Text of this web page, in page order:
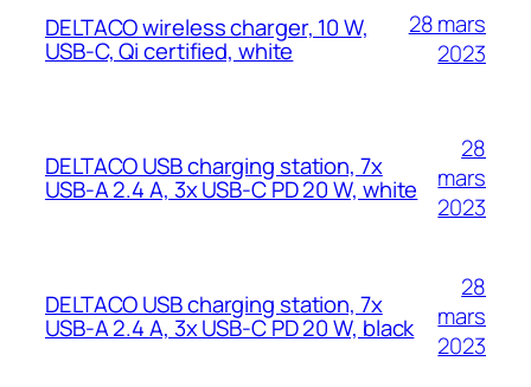
DELTACO wireless charger, 10 W,
USB-C, Qi certified, white
28 mars
2023
DELTACO USB charging station, 7x
USB-A 2.4 A, 3x USB-C PD 20 W, white
28
mars
2023
DELTACO USB charging station, 7x
USB-A 2.4 A, 3x USB-C PD 20 W, black
28
mars
2023